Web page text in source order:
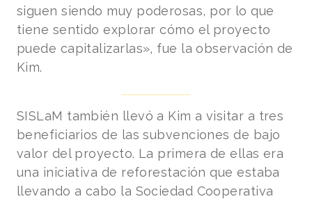
siguen siendo muy poderosas, por lo que
tiene sentido explorar cómo el proyecto
puede capitalizarlas», fue la observación de
Kim.
SISLaM también llevó a Kim a visitar a tres
beneficiarios de las subvenciones de bajo
valor del proyecto. La primera de ellas era
una iniciativa de reforestación que estaba
llevando a cabo la Sociedad Cooperativa